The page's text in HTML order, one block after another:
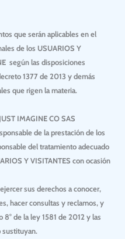
que serán aplicables en el
de los USUARIOS Y
según las disposiciones
1377 de 2013 y demás
que rigen la materia.
JUST IMAGINE CO SAS
de la prestación de los
del tratamiento adecuado
Y VISITANTES con ocasión
sus derechos a conocer,
hacer consultas y reclamos, y
de la ley 1581 de 2012 y las
sustituyan.